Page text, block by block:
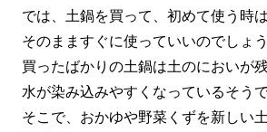
では、土鍋を買って、初めて使う時は
そのまますぐに使っていいのでしょ
買ったばかりの土鍋は土のにおいが
水が染み込みやすくなっているそうで
そこで、おかゆや野菜くずを新しい